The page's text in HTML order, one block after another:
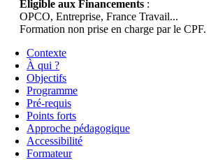
Éligible aux Financements :
OPCO, Entreprise, France Travail...
Formation non prise en charge par le CPF.
Contexte
À qui ?
Objectifs
Programme
Pré-requis
Points forts
Approche pédagogique
Accessibilité
Formateur